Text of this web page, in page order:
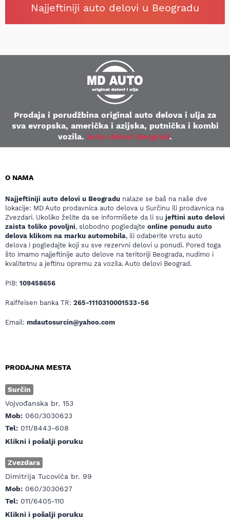
Najjeftiniji auto delovi u Beogradu
Prodaja i porudžbina original auto delova i ulja za
sva evropska, američka i azijska, putnička i kombi
vozila. Auto delovi Beograd.
O NAMA
Najjeftiniji auto delovi u Beogradu nalaze se baš na naše dve
lokacije: MD Auto prodavnica auto delova u Surčinu ili prodavnica na
Zvezdari. Ukoliko želite da se informišete da li su jeftini auto delovi
zaista toliko povoljni, slobodno pogledajte online ponudu auto
delova klikom na marku automobila, ili odaberite vrstu auto
delova i pogledajte koji su sve rezervni delovi u ponudi. Pored toga
što imamo najjeftinije auto delove na teritoriji Beograda, nudimo i
kvalitetnu a jeftinu opremu za vozila. Auto delovi Beograd.
PIB: 109458656
Raiffeisen banka TR: 265-1110310001533-56
Email: mdautosurcin@yahoo.com
PRODAJNA MESTA
Surčin
Vojvođanska br. 153
Mob: 060/3030623
Tel: 011/8443-608
Klikni i pošalji poruku
Zvezdara
Dimitrija Tucovića br. 99
Mob: 060/3030627
Tel: 011/6405-110
Klikni i pošalji poruku